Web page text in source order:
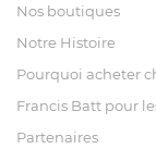
Nos boutiques
Notre Histoire
Pourquoi acheter
Francis Batt pour
Partenaires